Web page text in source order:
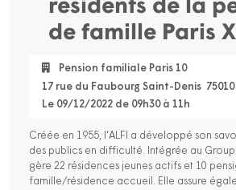
de famille Paris X
Pension familiale Paris 10
17 rue du Faubourg Saint-Denis 75010
Le 09/12/2022 de 09h30 à 11h
Créée en 1955, l’ALFI a développé son
des publics en difficulté. Intégrée au
gère 22 résidences jeunes actifs et 10
famille/résidence accueil. Elle assure